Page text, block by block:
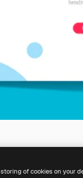
of cookies on your